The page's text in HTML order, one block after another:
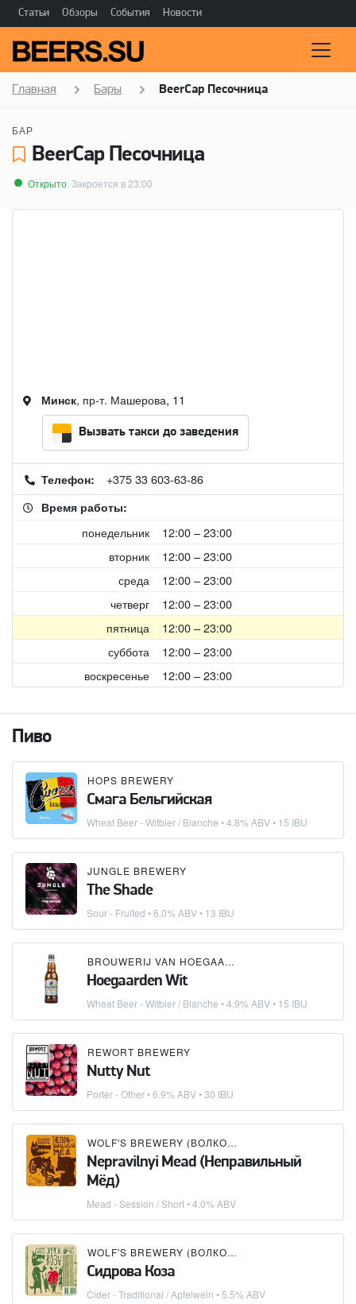
Статьи Обзоры События Новости
Главная Бары BeerCap Песочница
БАР
BeerCap Песочница
Открыто . Закроется в 23:00
Пиво
HOPS BREWERY
Смага Бельгийская
Wheat Beer - Witbier / Blanche • 4.8% ABV • 15 IBU
JUNGLE BREWERY
The Shade
Sour - Fruited • 6.0% ABV • 13 IBU
BROUWERIJ VAN HOEGAARDEN
Hoegaarden Wit
Wheat Beer - Witbier / Blanche • 4.9% ABV • 15 IBU
REWORT BREWERY
Nutty Nut
Porter - Other• 6.9% ABV • 30 IBU
WOLF'S BREWERY (ВОЛКОВСКАЯ ПИВОВАРНЯ)
Nepravilnyi Mead (Неправильный
Мёд)
Mead - Session / Short• 4.0% ABV
WOLF'S BREWERY (ВОЛКОВСКАЯ ПИВОВАРНЯ)
Сидрова Коза
Cider - Traditional / Apfelwein • 5.5% ABV
Минск, пр-т. Машерова, 11
Вызвать такси до заведения
Телефон: +375 33 603-63-86
Время работы:
понедельник
12:00 – 23:00
вторник
12:00 – 23:00
среда
12:00 – 23:00
четверг
12:00 – 23:00
пятница
12:00 – 23:00
суббота
12:00 – 23:00
воскресенье
12:00 – 23:00